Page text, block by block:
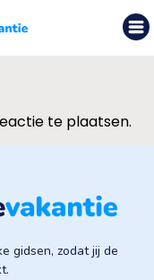
te plaatsen.
gidsen, zodat jij de